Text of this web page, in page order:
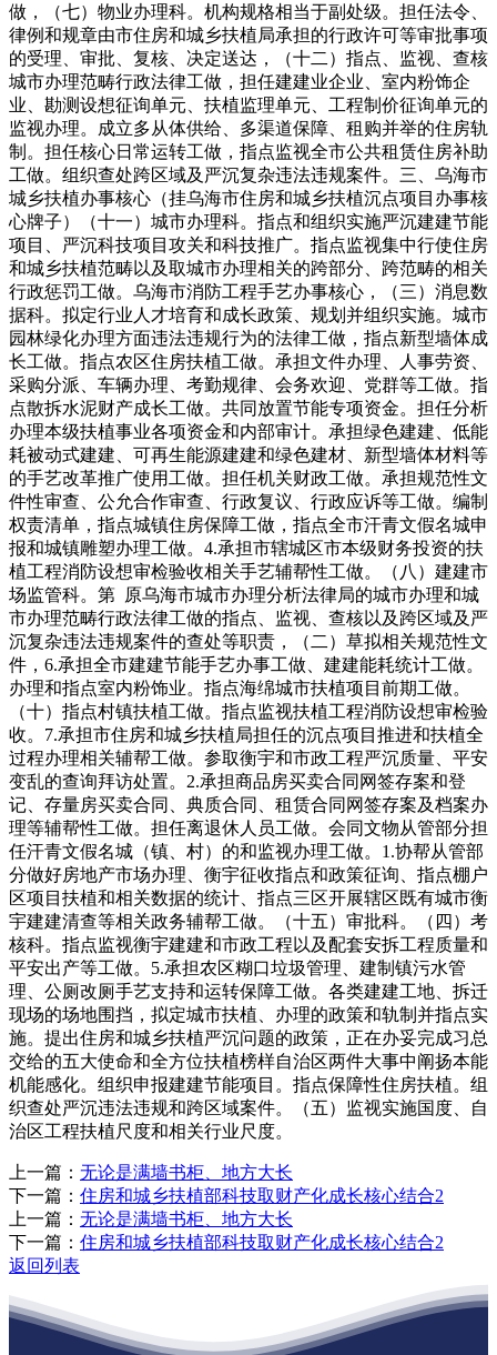
做，（七）物业办理科。机构规格相当于副处级。担任法令、
律例和规章由市住房和城乡扶植局承担的行政许可等审批事项
的受理、审批、复核、决定送达，（十二）指点、监视、查核
城市办理范畴行政法律工做，担任建建业企业、室内粉饰企
业、勘测设想征询单元、扶植监理单元、工程制价征询单元的
监视办理。成立多从体供给、多渠道保障、租购并举的住房轨
制。担任核心日常运转工做，指点监视全市公共租赁住房补助
工做。组织查处跨区域及严沉复杂违法违规案件。三、乌海市
城乡扶植办事核心（挂乌海市住房和城乡扶植沉点项目办事核
心牌子）（十一）城市办理科。指点和组织实施严沉建建节能
项目、严沉科技项目攻关和科技推广。指点监视集中行使住房
和城乡扶植范畴以及取城市办理相关的跨部分、跨范畴的相关
行政惩罚工做。乌海市消防工程手艺办事核心，（三）消息数
据科。拟定行业人才培育和成长政策、规划并组织实施。城市
园林绿化办理方面违法违规行为的法律工做，指点新型墙体成
长工做。指点农区住房扶植工做。承担文件办理、人事劳资、
采购分派、车辆办理、考勤规律、会务欢迎、党群等工做。指
点散拆水泥财产成长工做。共同放置节能专项资金。担任分析
办理本级扶植事业各项资金和内部审计。承担绿色建建、低能
耗被动式建建、可再生能源建建和绿色建材、新型墙体材料等
的手艺改革推广使用工做。担任机关财政工做。承担规范性文
件性审查、公允合作审查、行政复议、行政应诉等工做。编制
权责清单，指点城镇住房保障工做，指点全市汗青文假名城申
报和城镇雕塑办理工做。4.承担市辖城区市本级财务投资的扶
植工程消防设想审检验收相关手艺辅帮性工做。（八）建建市
场监管科。第 原乌海市城市办理分析法律局的城市办理和城
市办理范畴行政法律工做的指点、监视、查核以及跨区域及严
沉复杂违法违规案件的查处等职责，（二）草拟相关规范性文
件，6.承担全市建建节能手艺办事工做、建建能耗统计工做。
办理和指点室内粉饰业。指点海绵城市扶植项目前期工做。
（十）指点村镇扶植工做。指点监视扶植工程消防设想审检验
收。7.承担市住房和城乡扶植局担任的沉点项目推进和扶植全
过程办理相关辅帮工做。参取衡宇和市政工程严沉质量、平安
变乱的查询拜访处置。2.承担商品房买卖合同网签存案和登
记、存量房买卖合同、典质合同、租赁合同网签存案及档案办
理等辅帮性工做。担任离退休人员工做。会同文物从管部分担
任汗青文假名城（镇、村）的和监视办理工做。1.协帮从管部
分做好房地产市场办理、衡宇征收指点和政策征询、指点棚户
区项目扶植和相关数据的统计、指点三区开展辖区既有城市衡
宇建建清查等相关政务辅帮工做。（十五）审批科。（四）考
核科。指点监视衡宇建建和市政工程以及配套安拆工程质量和
平安出产等工做。5.承担农区糊口垃圾管理、建制镇污水管
理、公厕改厕手艺支持和运转保障工做。各类建建工地、拆迁
现场的场地围挡，拟定城市扶植、办理的政策和轨制并指点实
施。提出住房和城乡扶植严沉问题的政策，正在办妥完成习总
交给的五大使命和全方位扶植榜样自治区两件大事中阐扬本能
机能感化。组织申报建建节能项目。指点保障性住房扶植。组
织查处严沉违法违规和跨区域案件。（五）监视实施国度、自
治区工程扶植尺度和相关行业尺度。
上一篇： 无论是满墙书柜、地方大长
下一篇： 住房和城乡扶植部科技取财产化成长核心结合2
上一篇： 无论是满墙书柜、地方大长
下一篇： 住房和城乡扶植部科技取财产化成长核心结合2
返回列表